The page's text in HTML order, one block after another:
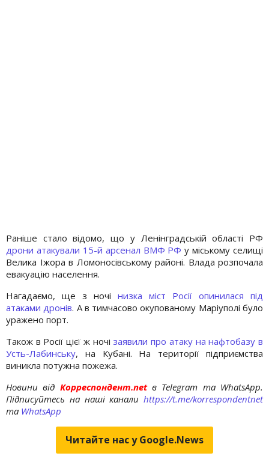
Раніше стало відомо, що у Ленінградській області РФ
дрони атакували 15-й арсенал ВМФ РФ у міському селищі
Велика Іжора в Ломоносівському районі. Влада розпочала
евакуацію населення.
Нагадаємо, ще з ночі низка міст Росії опинилася під
атаками дронів. А в тимчасово окупованому Маріуполі було
уражено порт.
Також в Росії цієї ж ночізаявили про атаку на нафтобазу в
Усть-Лабинську, на Кубані. На території підприємства
виникла потужна пожежа.
Новини від Корреспондент.netв Telegram та WhatsApp.
Підписуйтесь на наші канали https://t.me/korrespondentnet
та WhatsApp
Читайте нас у Google.News